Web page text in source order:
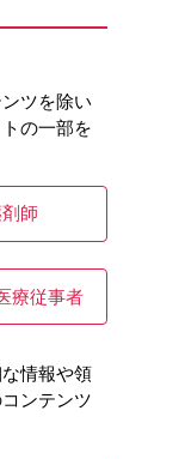
ツを除い
の一部を
師
療従事者
情報や領
ンテンツ